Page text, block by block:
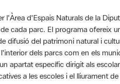
l'Àrea d'Espais Naturals de la
cada parc. El programa ofereix
difusió del patrimoni natural i
dels parcs com en els
apartat específic dirigit als
a les escoles i el lliurament